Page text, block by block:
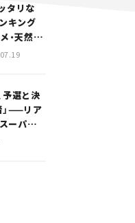
タリな
キング
・天然ク
すすめ
予選と決
」——リア
ーパー
国際サ